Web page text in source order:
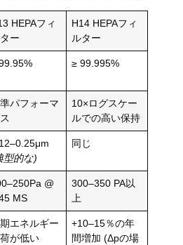
HEPAフィ
ー
H14 HEPAフィ
ルター
≥ 99.995%
パフォーマ
10×ログスケー
ルでの高い保持
型的な)
同じ
@
MS
300–350 PA以
上
エネルギー
が低い
+10–15％の年
間増加 (Δpの場